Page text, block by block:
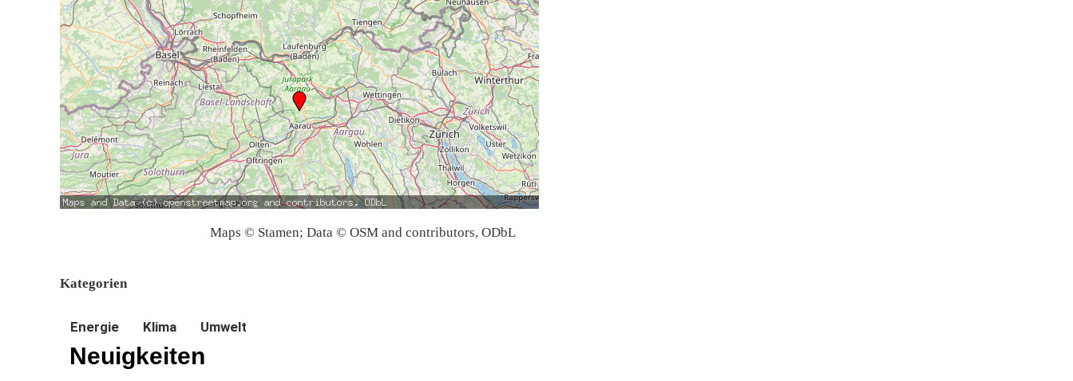
Maps © Stamen; Data © OSM and contributors, ODbL
Kategorien
Energie Klima Umwelt
Neuigkeiten